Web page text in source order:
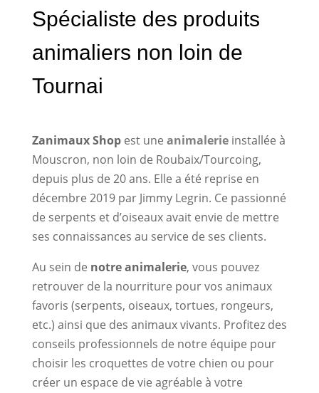
Spécialiste des produits
animaliers non loin de
Tournai
Zanimaux Shopest une animalerieinstallée à
Mouscron, non loin de Roubaix/Tourcoing,
depuis plus de 20 ans. Elle a été reprise en
décembre 2019 par Jimmy Legrin. Ce passionné
de serpents et d’oiseaux avait envie de mettre
ses connaissances au service de ses clients.
Au sein de notre animalerie, vous pouvez
retrouver de la nourriture pour vos animaux
favoris (serpents, oiseaux, tortues, rongeurs,
etc.) ainsi que des animaux vivants. Profitez des
conseils professionnels de notre équipe pour
choisir les croquettes de votre chien ou pour
créer un espace de vie agréable à votre